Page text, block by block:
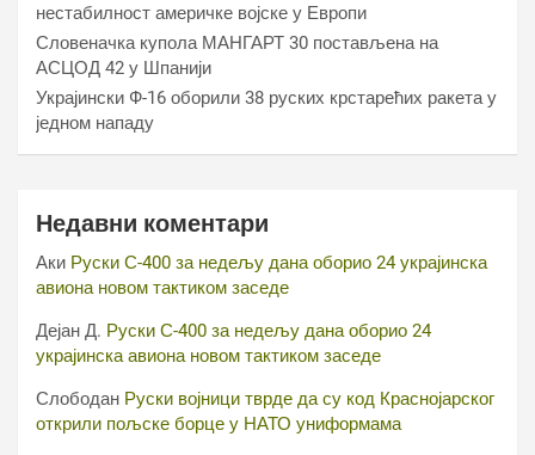
нестабилност америчке војске у Европи
Словеначка купола МАНГАРТ 30 постављена на
АСЦОД 42 у Шпанији
Украјински Ф-16 оборили 38 руских крстарећих ракета у
једном нападу
Недавни коментари
Аки Руски С-400 за недељу дана оборио 24 украјинска
авиона новом тактиком заседе
Дејан Д. Руски С-400 за недељу дана оборио 24
украјинска авиона новом тактиком заседе
Слободан Руски војници тврде да су код Краснојарског
открили пољске борце у НАТО униформама